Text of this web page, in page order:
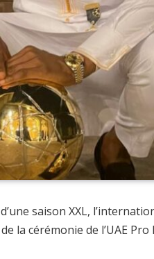
saison XXL,
la cérémonie de l’UAE Pro